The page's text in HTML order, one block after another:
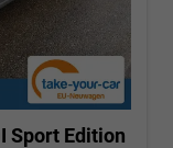
Sport Edition